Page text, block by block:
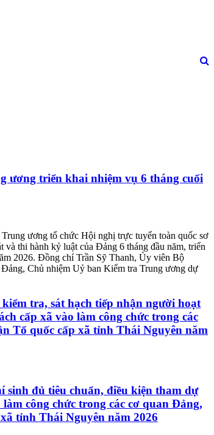
ương triển khai nhiệm vụ 6 tháng cuối
ương tổ chức Hội nghị trực tuyến toàn quốc sơ
và thi hành kỷ luật của Đảng 6 tháng đầu năm, triển
2026. Đồng chí Trần Sỹ Thanh, Ủy viên Bộ
Chủ nhiệm Uỷ ban Kiểm tra Trung ương dự
tra, sát hạch tiếp nhận người hoạt
cấp xã vào làm công chức trong các
Tổ quốc cấp xã tỉnh Thái Nguyên năm
sinh đủ tiêu chuẩn, điều kiện tham dự
công chức trong các cơ quan Đảng,
tỉnh Thái Nguyên năm 2026